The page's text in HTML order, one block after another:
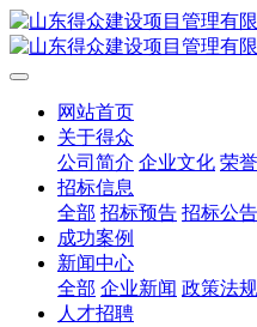
网站首页
关于得众
公司简介 企业文化 荣
招标信息
全部 招标预告 招标公告
成功案例
新闻中心
全部 企业新闻 政策法规
人才招聘